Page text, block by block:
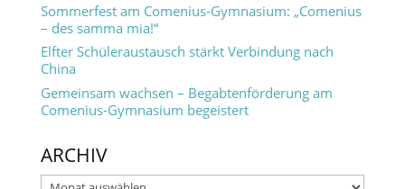
Sommerfest am Comenius-Gymnasium: „Comenius
– des samma mia!“
Elfter Schüleraustausch stärkt Verbindung nach
China
Gemeinsam wachsen – Begabtenförderung am
Comenius-Gymnasium begeistert
ARCHIV
Archiv